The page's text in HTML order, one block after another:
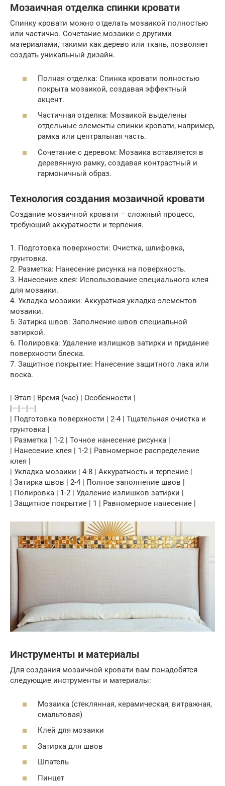
Мозаичная отделка спинки кровати
Спинку кровати можно отделать мозаикой полностью
или частично. Сочетание мозаики с другими
материалами, такими как дерево или ткань, позволяет
создать уникальный дизайн.
Полная отделка: Спинка кровати полностью
покрыта мозаикой, создавая эффектный
акцент.
Частичная отделка: Мозаикой выделены
отдельные элементы спинки кровати, например,
рамка или центральная часть.
Сочетание с деревом: Мозаика вставляется в
деревянную рамку, создавая контрастный и
гармоничный образ.
Технология создания мозаичной кровати
Создание мозаичной кровати – сложный процесс,
требующий аккуратности и терпения.
1. Подготовка поверхности: Очистка, шлифовка,
грунтовка.
2. Разметка: Нанесение рисунка на поверхность.
3. Нанесение клея: Использование специального клея
для мозаики.
4. Укладка мозаики: Аккуратная укладка элементов
мозаики.
5. Затирка швов: Заполнение швов специальной
затиркой.
6. Полировка: Удаление излишков затирки и придание
поверхности блеска.
7. Защитное покрытие: Нанесение защитного лака или
воска.
| Этап | Время (час) | Особенности |
|—|—|—|
| Подготовка поверхности | 2-4 | Тщательная очистка и
грунтовка |
| Разметка | 1-2 | Точное нанесение рисунка |
| Нанесение клея | 1-2 | Равномерное распределение
клея |
| Укладка мозаики | 4-8 | Аккуратность и терпение |
| Затирка швов | 2-4 | Полное заполнение швов |
| Полировка | 1-2 | Удаление излишков затирки |
| Защитное покрытие | 1 | Равномерное нанесение |
Инструменты и материалы
Для создания мозаичной кровати вам понадобятся
следующие инструменты и материалы:
Мозаика (стеклянная, керамическая, витражная,
смальтовая)
Клей для мозаики
Затирка для швов
Шпатель
Пинцет